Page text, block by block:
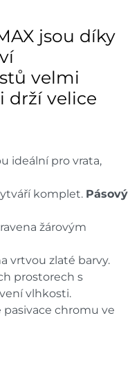
je pouze orientační.
lišit od cen na e-
jsou díky
velmi
drží velice
ideální pro vrata,
komplet. Pásový
žárovým
vrtvou zlaté barvy.
prostorech s
vlhkosti.
pasivace chromu ve